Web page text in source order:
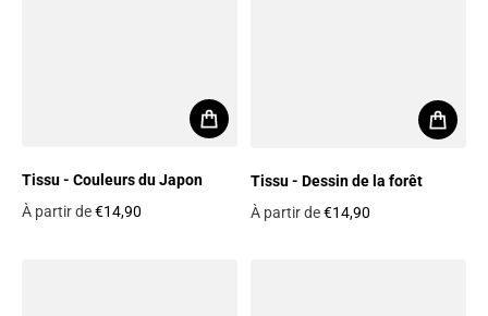
Tissu - Couleurs du Japon
À partir de€14,90
Tissu - Dessin de la forêt
À partir de€14,90